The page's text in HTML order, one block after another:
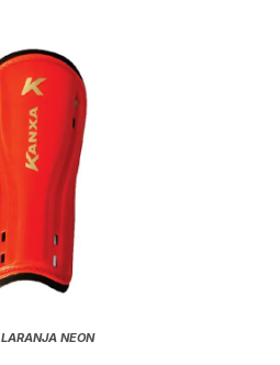
LARANJA NEON